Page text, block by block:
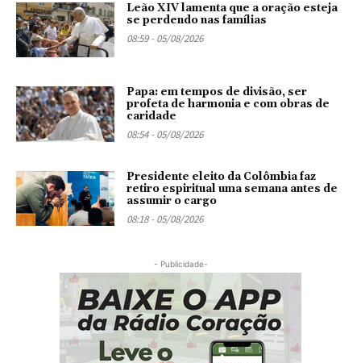
Leão XIV lamenta que a oração esteja
se perdendo nas famílias
08:59 - 05/08/2026
Papa: em tempos de divisão, ser
profeta de harmonia e com obras de
caridade
08:54 - 05/08/2026
Presidente eleito da Colômbia faz
retiro espiritual uma semana antes de
assumir o cargo
08:18 - 05/08/2026
- Publicidade-